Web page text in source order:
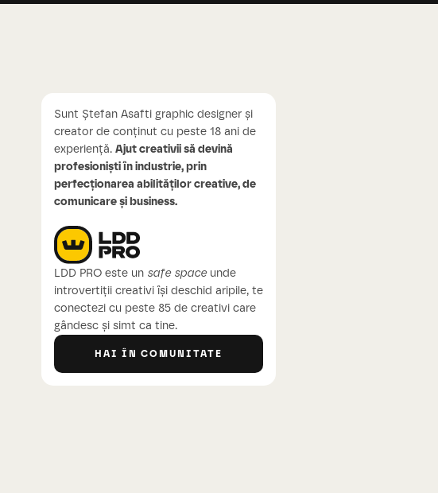
Sunt Ștefan Asafti graphic designer și
creator de conținut cu peste 18 ani de
experiență. Ajut creativii să devină
profesioniști în industrie, prin
perfecționarea abilităților creative, de
comunicare și business.
LDD PRO este un safe spaceunde
introvertiții creativi își deschid aripile, te
conectezi cu peste 85 de creativi care
gândesc și simt ca tine.
HAI ÎN COMUNITATE